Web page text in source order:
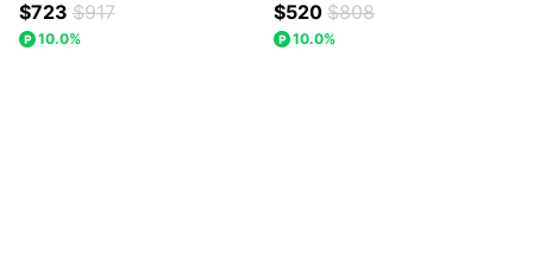
吊飾｜🚗快速出貨
$723 $917
10.0%
$520 $808
10.0%